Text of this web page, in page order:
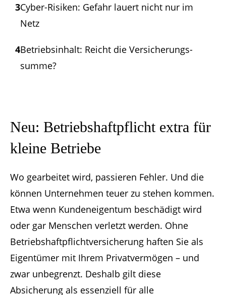
3Cyber-Risiken: Gefahr lauert nicht nur im
Netz
4Betriebsinhalt: Reicht die Versicherungs­
summe?
Neu: Betriebshaft­pflicht extra für
kleine Betriebe
Wo gearbeitet wird, passieren Fehler. Und die
können Unternehmen teuer zu stehen kommen.
Etwa wenn Kundeneigentum beschädigt wird
oder gar Menschen verletzt werden. Ohne
Betriebshaftpflichtversicherung haften Sie als
Eigentümer mit Ihrem Privatvermögen – und
zwar unbegrenzt. Deshalb gilt diese
Absicherung als essenziell für alle